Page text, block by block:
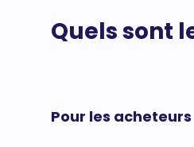
Quels sont
Pour les acheteurs